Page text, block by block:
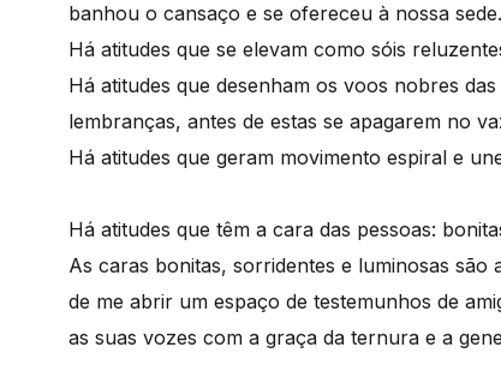
banhou o cansaço e se ofereceu à nossa sede.
Há atitudes que se elevam como sóis
Há atitudes que desenham os voos nobres
lembranças, antes de estas se apagarem no
Há atitudes que geram movimento espiral e
Há atitudes que têm a cara das pessoas:
As caras bonitas, sorridentes e luminosas são
de me abrir um espaço de testemunhos de
as suas vozes com a graça da ternura e a